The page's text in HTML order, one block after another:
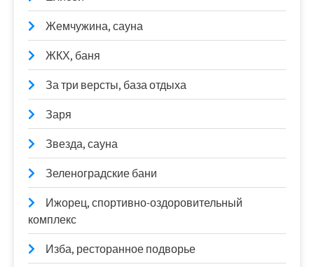
Жемчужина, сауна
ЖКХ, баня
За три версты, база отдыха
Заря
Звезда, сауна
Зеленоградские бани
Ижорец, спортивно-оздоровительный
комплекс
Изба, ресторанное подворье